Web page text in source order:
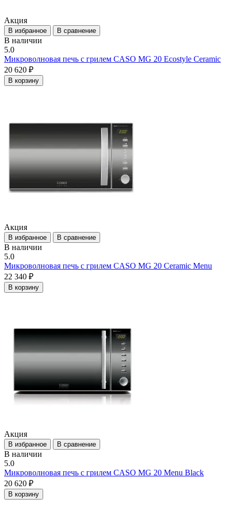
Акция
В избранное В сравнение
В наличии
5.0
Микроволновая печь с грилем CASO MG 20 Eсostyle Ceramic
20 620 ₽
В корзину
Акция
В избранное В сравнение
В наличии
5.0
Микроволновая печь с грилем CASO MG 20 Ceramic Menu
22 340 ₽
В корзину
Акция
В избранное В сравнение
В наличии
5.0
Микроволновая печь с грилем CASO MG 20 Menu Black
20 620 ₽
В корзину